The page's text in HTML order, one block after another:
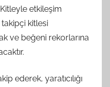
etkileşim
kitlesi
ve beğeni rekorlarına
ederek, yaratıcılığı